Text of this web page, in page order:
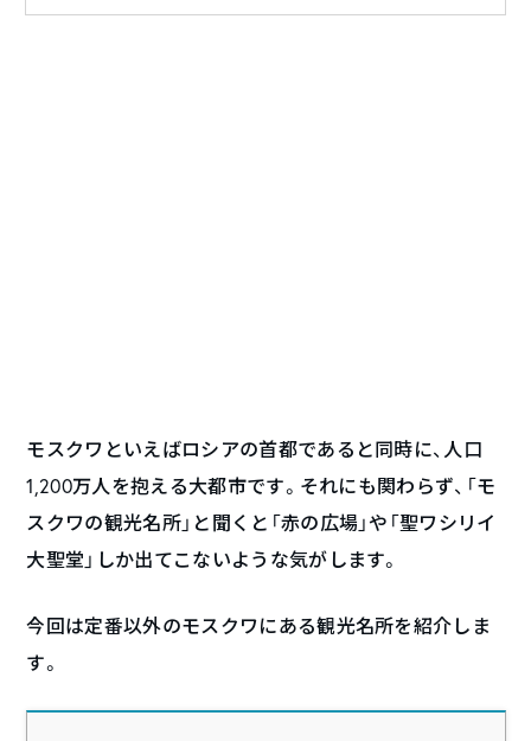
モスクワといえばロシアの首都であると同時に、人口
1,200万人を抱える大都市です。それにも関わらず、「モ
スクワの観光名所」と聞くと「赤の広場」や「聖ワシリイ
大聖堂」しか出てこないような気がします。
今回は定番以外のモスクワにある観光名所を紹介しま
す。